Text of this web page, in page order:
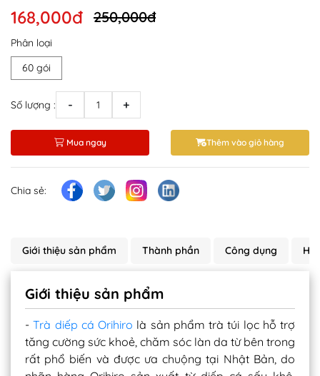
168,000đ 250,000đ
Phân loại
60 gói
Số lượng : - +
Mua ngay Thêm vào giỏ hàng
Chia sẻ:
Giới thiệu sản phẩm Thành phần Công dụng
Giới thiệu sản phẩm
-Trà diếp cá Orihiro là sản phẩm trà túi lọc hỗ trợ
tăng cường sức khoẻ, chăm sóc làn da từ bên trong
rất phổ biến và được ưa chuộng tại Nhật Bản, do